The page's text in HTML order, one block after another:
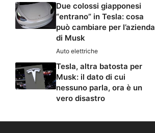
Due colossi giapponesi
“entrano” in Tesla: cosa
può cambiare per l’azienda
di Musk
Auto elettriche
Tesla, altra batosta per
Musk: il dato di cui
nessuno parla, ora è un
vero disastro